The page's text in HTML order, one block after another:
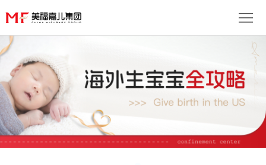
子
优
势
服
务
流
月
子
成